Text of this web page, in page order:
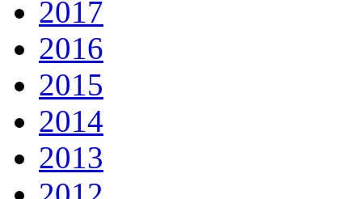
2017
2016
2015
2014
2013